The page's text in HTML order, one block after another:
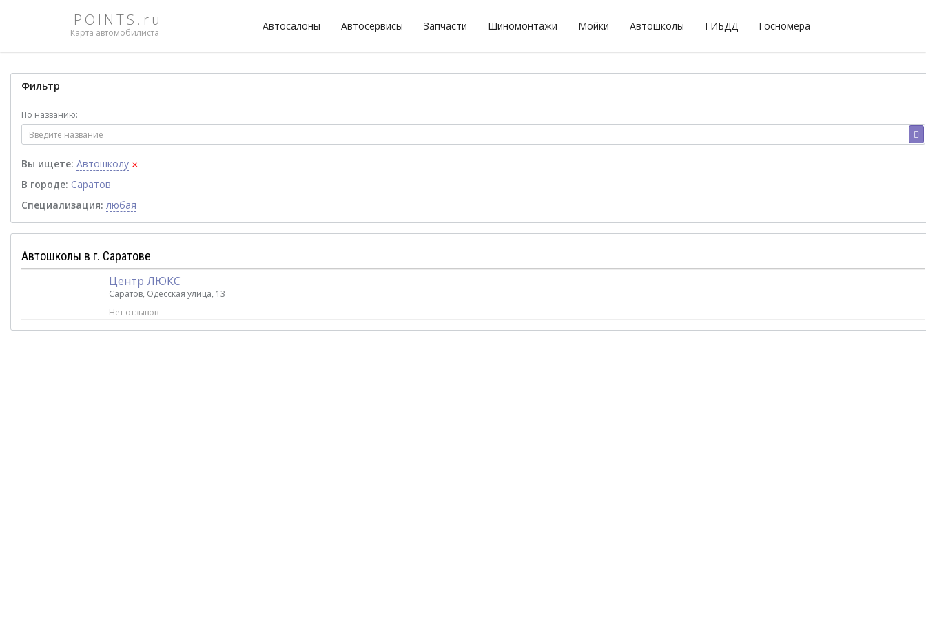
POINTS.ru
Карта автомобилиста
Автосалоны Автосервисы Запчасти Шиномонтажи Мойки Автошколы ГИБДД Госномера
Фильтр
По названию:
Вы ищете: Автошколу ×
В городе: Саратов
Специализация: любая
Автошколы в г. Саратове
Центр ЛЮКС
Саратов, Одесская улица, 13
Нет отзывов